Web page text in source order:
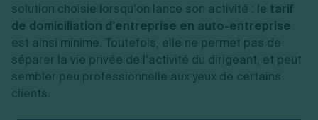
solution choisie lorsqu’on lance son activité : le tarif
de domiciliation d’entreprise en auto-entreprise
est ainsi minime. Toutefois, elle ne permet pas de
séparer la vie privée de l’activité du dirigeant, et peut
sembler peu professionnelle aux yeux de certains
clients.